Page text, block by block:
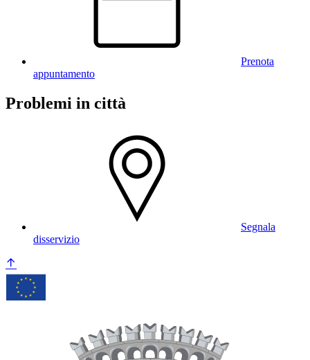
Prenota
appuntamento
Problemi in città
Segnala
disservizio